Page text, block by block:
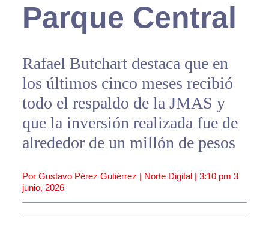
Parque Central
Rafael Butchart destaca que en
los últimos cinco meses recibió
todo el respaldo de la JMAS y
que la inversión realizada fue de
alrededor de un millón de pesos
Por Gustavo Pérez Gutiérrez | Norte Digital | 3:10 pm 3
junio, 2026